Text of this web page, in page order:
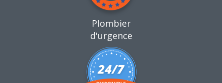
Plombier
d'urgence